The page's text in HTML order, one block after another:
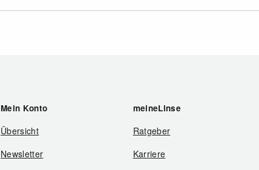
Mein Konto
Übersicht
Newsletter
meineLinse
Ratgeber
Karriere